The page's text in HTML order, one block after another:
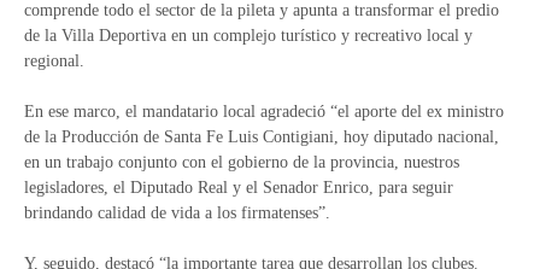
comprende todo el sector de la pileta y apunta a transformar el predio
de la Villa Deportiva en un complejo turístico y recreativo local y
regional.
En ese marco, el mandatario local agradeció “el aporte del ex ministro
de la Producción de Santa Fe Luis Contigiani, hoy diputado nacional,
en un trabajo conjunto con el gobierno de la provincia, nuestros
legisladores, el Diputado Real y el Senador Enrico, para seguir
brindando calidad de vida a los firmatenses”.
Y, seguido, destacó “la importante tarea que desarrollan los clubes.